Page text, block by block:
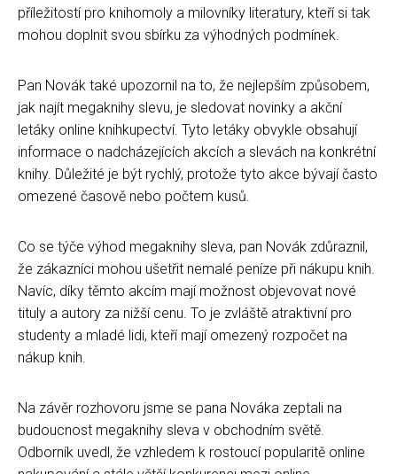
příležitostí pro knihomoly a milovníky literatury, kteří si tak
mohou doplnit svou sbírku za výhodných podmínek.
Pan Novák také upozornil na to, že nejlepším způsobem,
jak najít megaknihy slevu, je sledovat novinky a akční
letáky online knihkupectví. Tyto letáky obvykle obsahují
informace o nadcházejících akcích a slevách na konkrétní
knihy. Důležité je být rychlý, protože tyto akce bývají často
omezené časově nebo počtem kusů.
Co se týče výhod megaknihy sleva, pan Novák zdůraznil,
že zákazníci mohou ušetřit nemalé peníze při nákupu knih.
Navíc, díky těmto akcím mají možnost objevovat nové
tituly a autory za nižší cenu. To je zvláště atraktivní pro
studenty a mladé lidi, kteří mají omezený rozpočet na
nákup knih.
Na závěr rozhovoru jsme se pana Nováka zeptali na
budoucnost megaknihy sleva v obchodním světě.
Odborník uvedl, že vzhledem k rostoucí popularitě online